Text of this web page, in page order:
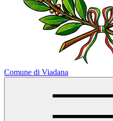
Comune di Viadana